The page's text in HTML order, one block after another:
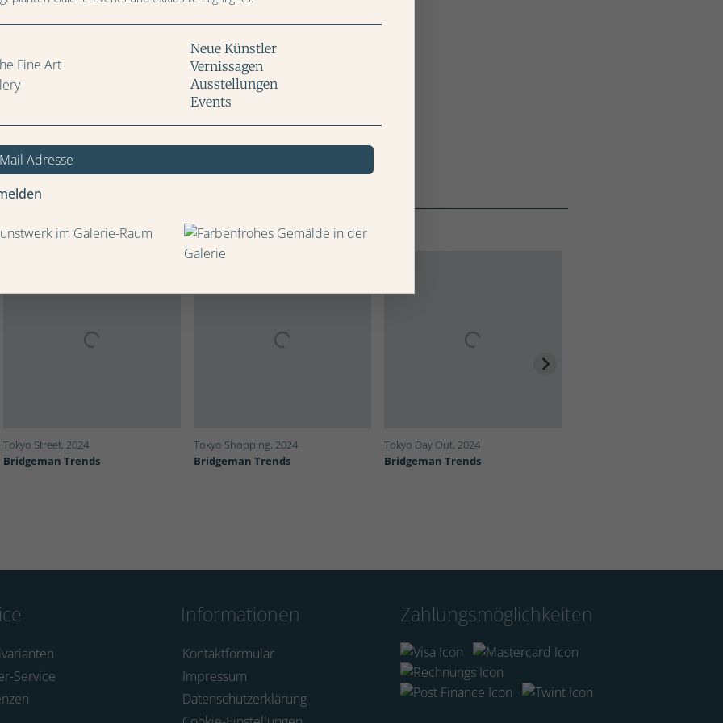
Preis: CHF
Tokyo Street, 2024
Bridgeman Trends
Tokyo Shopping, 2024
Bridgeman Trends
Tokyo Day Out, 2024
Bridgeman Trends
Service
Informationen
Kontaktformular
Impressum
Datenschutzerklärung
Zahlungsmöglichkeiten
Neue Künstler
Vernissagen
Ausstellungen
Events